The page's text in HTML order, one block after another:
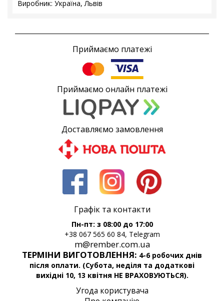
Виробник: Україна, Львів
Приймаємо платежі
Приймаємо онлайн платежі
Доставляємо замовлення
Графік та контакти
Пн-пт: з 08:00 до 17:00
+38 067 565 60 84, Telegram
m@rember.com.ua
ТЕРМІНИ ВИГОТОВЛЕННЯ: 4-6 робочих днів
після оплати. (Субота, неділя та додаткові
вихідні 10, 13 квітня НЕ ВРАХОВУЮТЬСЯ).
Угода користувача